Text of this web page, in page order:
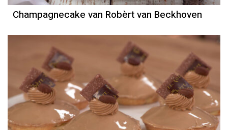
Champagnecake van Robèrt van Beckhoven